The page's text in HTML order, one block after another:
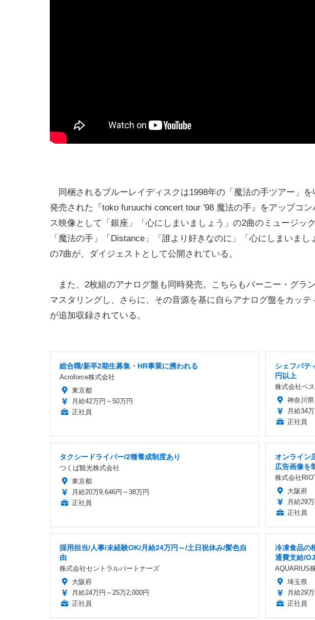
同梱されるブルーレイディスクは1998年の「魔法の手ツアー」
発売された『toko furuuchi concert tour '98 魔法の手』をアップコ
ス映像として「銀座」「心にしまいましょう」の2曲のミュージッ
「魔法の手」「Distance」「誰より好きなのに」「心にしまいまし
の7曲が、ダイジェストとして公開されている。
また、2枚組のアナログ盤も同時発売。こちらもバーニー・グラ
マスタリングし、さらに、その音源を基に自らアナログ盤をカッ
が追加収録されている。
総合職/新卒2期生募集・HR事業に携われる
Acroforce株式会社
東京都
月給42万円～50万円
正社員
シェフパテ
円以上
株式会社ベ
神奈川県
月給34
正社員
タクシードライバー/2種養成制度あり
つくば観光株式会社
東京都
月給20万9,646円～38万円
正社員
オンライン
広告画像を
株式会社
大阪府
月給29
正社員
採用担当/人事/未経験OK/月給24万円～/土日祝休み/髪色自
由
株式会社セントラルパートナーズ
大阪府
月給24万円～25万2,000円
正社員
冷凍食品の
通費支給/
AQUARIUS
埼玉県
月給29
正社員